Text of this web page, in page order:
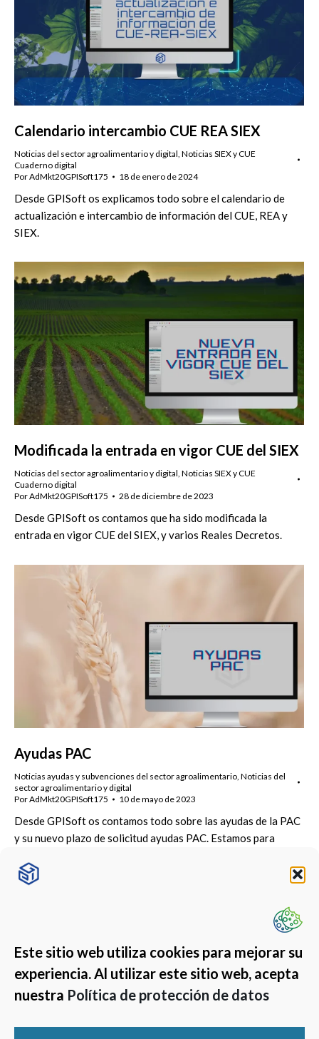
Este sitio web utiliza cookies para mejorar su
experiencia. Al utilizar este sitio web, acepta
nuestra Política de protección de datos
Calendario intercambio CUE REA SIEX
Noticias del sector agroalimentario y digital Noticias SIEX y CUE
Cuaderno digital
PorAdMkt20GPISoft175 18 de enero de 2024
Desde GPISoft os explicamos todo sobre el calendario de
actualización e intercambio de información del CUE, REA y
SIEX.
Modificada la entrada en vigor CUE del SIEX
Noticias del sector agroalimentario y digital Noticias SIEX y CUE
Cuaderno digital
PorAdMkt20GPISoft175 28 de diciembre de 2023
Desde GPISoft os contamos que ha sido modificada la
entrada en vigor CUE del SIEX, y varios Reales Decretos.
Ayudas PAC
Noticias ayudas y subvenciones del sector agroalimentario Noticias del
sector agroalimentario y digital
PorAdMkt20GPISoft175 10 de mayo de 2023
Desde GPISoft os contamos todo sobre las ayudas de la PAC
y su nuevo plazo de solicitud ayudas PAC. Estamos para